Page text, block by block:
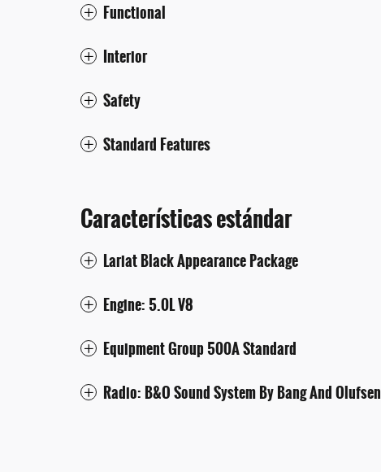
Functional
Interior
Safety
Standard Features
Características estándar
Lariat Black Appearance Package
Engine: 5.0L V8
Equipment Group 500A Standard
Radio: B&O Sound System By Bang And Olufsen